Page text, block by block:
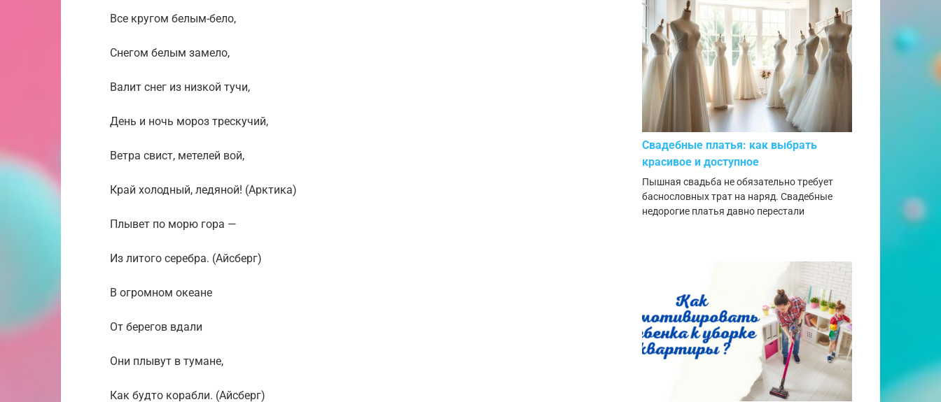
Все кругом белым-бело,
Снегом белым замело,
Валит снег из низкой тучи,
День и ночь мороз трескучий,
Ветра свист, метелей вой,
Край холодный, ледяной! (Арктика)
Плывет по морю гора —
Из литого серебра. (Айсберг)
В огромном океане
От берегов вдали
Они плывут в тумане,
Как будто корабли. (Айсберг)
Свадебные платья: как выбрать
красивое и доступное
Пышная свадьба не обязательно требует
баснословных трат на наряд. Свадебные
недорогие платья давно перестали